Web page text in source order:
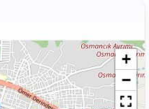
+
−